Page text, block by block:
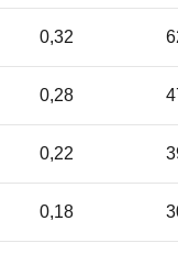
0,32
0,28
0,22
0,18